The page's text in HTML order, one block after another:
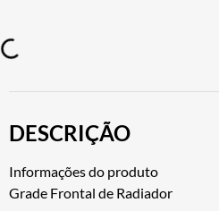
DESCRIÇÃO
Informações do produto
Grade Frontal de Radiador